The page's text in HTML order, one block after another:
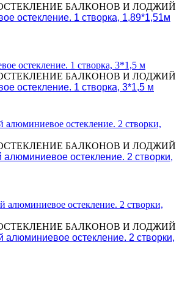
БАЛКОНОВ И ЛОДЖИЙ
остекление. 1 створка, 1,89*1,51м
БАЛКОНОВ И ЛОДЖИЙ
остекление. 1 створка, 3*1,5 м
БАЛКОНОВ И ЛОДЖИЙ
остекление. 2 створки,
БАЛКОНОВ И ЛОДЖИЙ
алюминиевое остекление. 2 створки,